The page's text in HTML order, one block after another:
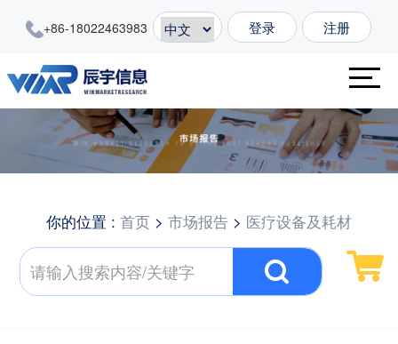
+86-18022463983 登录 注册
你的位置 : 首页 > 市场报告 > 医疗设备及耗材